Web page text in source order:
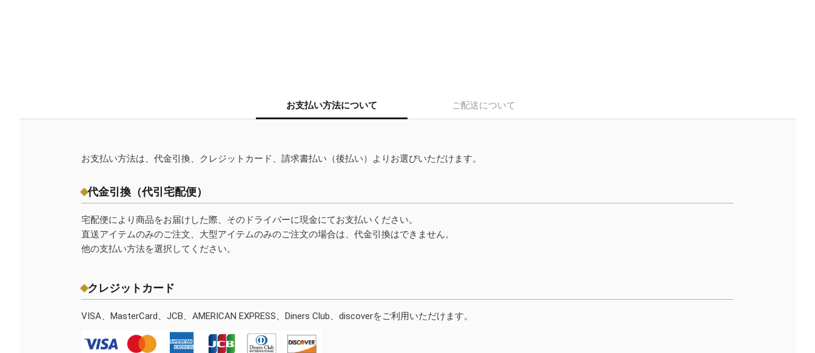
お支払い方法について ご配送について
お支払い方法は、代金引換、クレジットカード、請求書払い（後払い）よりお選びいただけます。
代金引換（代引宅配便）
宅配便により商品をお届けした際、そのドライバーに現金にてお支払いください。
直送アイテムのみのご注文、大型アイテムのみのご注文の場合は、代金引換はできません。
他の支払い方法を選択してください。
クレジットカード
VISA、MasterCard、JCB、AMERICAN EXPRESS、Diners Club、discoverをご利用いただけます。